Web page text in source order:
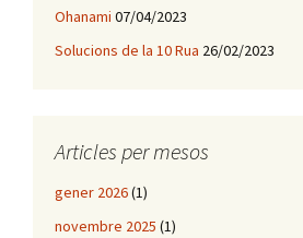
Ohanami 07/04/2023
Solucions de la 10 Rua 26/02/2023
Articles per mesos
gener 2026(1)
novembre 2025 (1)